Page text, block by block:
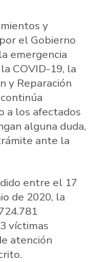
y
el Gobierno
emergencia
COVID-19, la
y Reparación
a los afectados
alguna duda,
ante la
entre el 17
de 2020, la
víctimas
atención